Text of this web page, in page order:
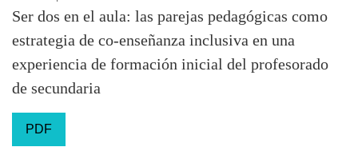
Ser dos en el aula: las parejas pedagógicas como
estrategia de co-enseñanza inclusiva en una
experiencia de formación inicial del profesorado
de secundaria
PDF